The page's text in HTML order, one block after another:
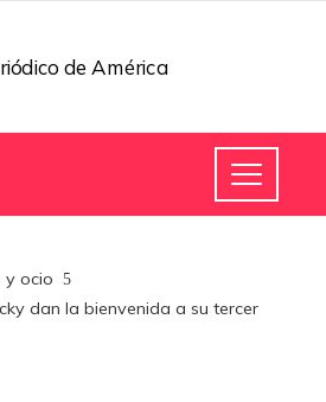
y ocio
dan la bienvenida a su tercer